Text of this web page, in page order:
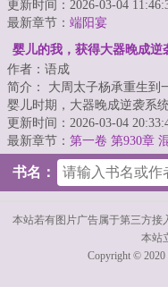
除夕...
更新时间：2026-03-04
最新章节： 端阳宴
婴儿的我，获得大器晚成逆
作者：语成
简介： 大周太子杨承重生到
婴儿时期，大器晚成逆袭系
到了五百年。
更新时间：2026-03-04
最新章节： 第一卷 第930章
书名：
本站若有图片广告属于第三方接
本站
Copyright ©